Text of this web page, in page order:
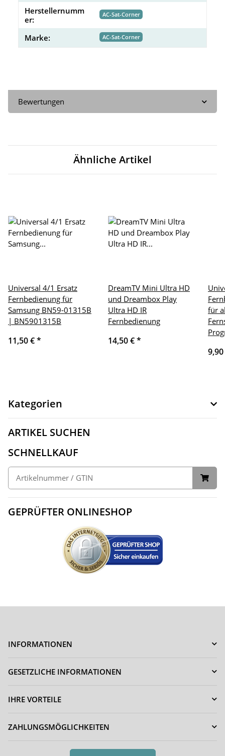
Herstellernumm
er:
AC-Sat-Corner
Marke: AC-Sat-Corner
Bewertungen
Ähnliche Artikel
Universal 4/1 Ersatz
Fernbedienung für
Samsung BN59-01315B
| BN5901315B
11,50 €*
DreamTV Mini Ultra HD
und Dreambox Play
Ultra HD IR
Fernbedienung
14,50 €*
für
Kategorien
ARTIKEL SUCHEN
SCHNELLKAUF
GEPRÜFTER ONLINESHOP
INFORMATIONEN
GESETZLICHE INFORMATIONEN
IHRE VORTEILE
ZAHLUNGSMÖGLICHKEITEN